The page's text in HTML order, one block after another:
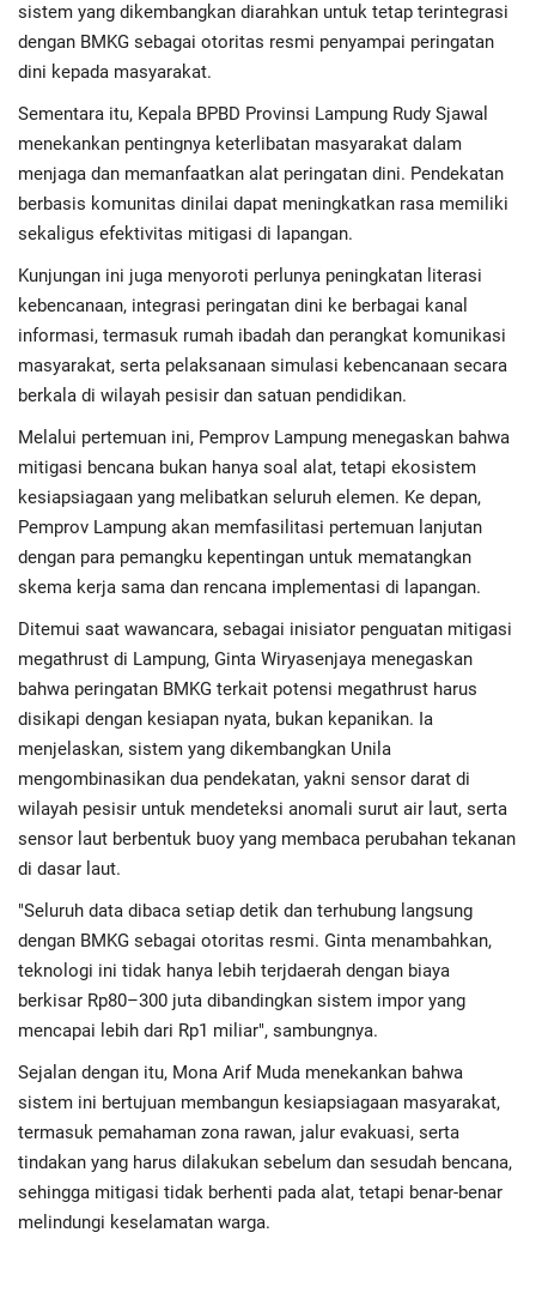
sistem yang dikembangkan diarahkan untuk tetap terintegrasi
dengan BMKG sebagai otoritas resmi penyampai peringatan
dini kepada masyarakat.
Sementara itu, Kepala BPBD Provinsi Lampung Rudy Sjawal
menekankan pentingnya keterlibatan masyarakat dalam
menjaga dan memanfaatkan alat peringatan dini. Pendekatan
berbasis komunitas dinilai dapat meningkatkan rasa memiliki
sekaligus efektivitas mitigasi di lapangan.
Kunjungan ini juga menyoroti perlunya peningkatan literasi
kebencanaan, integrasi peringatan dini ke berbagai kanal
informasi, termasuk rumah ibadah dan perangkat komunikasi
masyarakat, serta pelaksanaan simulasi kebencanaan secara
berkala di wilayah pesisir dan satuan pendidikan.
Melalui pertemuan ini, Pemprov Lampung menegaskan bahwa
mitigasi bencana bukan hanya soal alat, tetapi ekosistem
kesiapsiagaan yang melibatkan seluruh elemen. Ke depan,
Pemprov Lampung akan memfasilitasi pertemuan lanjutan
dengan para pemangku kepentingan untuk mematangkan
skema kerja sama dan rencana implementasi di lapangan.
Ditemui saat wawancara, sebagai inisiator penguatan mitigasi
megathrust di Lampung, Ginta Wiryasenjaya menegaskan
bahwa peringatan BMKG terkait potensi megathrust harus
disikapi dengan kesiapan nyata, bukan kepanikan. Ia
menjelaskan, sistem yang dikembangkan Unila
mengombinasikan dua pendekatan, yakni sensor darat di
wilayah pesisir untuk mendeteksi anomali surut air laut, serta
sensor laut berbentuk buoy yang membaca perubahan tekanan
di dasar laut.
"Seluruh data dibaca setiap detik dan terhubung langsung
dengan BMKG sebagai otoritas resmi. Ginta menambahkan,
teknologi ini tidak hanya lebih terjdaerah dengan biaya
berkisar Rp80–300 juta dibandingkan sistem impor yang
mencapai lebih dari Rp1 miliar", sambungnya.
Sejalan dengan itu, Mona Arif Muda menekankan bahwa
sistem ini bertujuan membangun kesiapsiagaan masyarakat,
termasuk pemahaman zona rawan, jalur evakuasi, serta
tindakan yang harus dilakukan sebelum dan sesudah bencana,
sehingga mitigasi tidak berhenti pada alat, tetapi benar-benar
melindungi keselamatan warga.